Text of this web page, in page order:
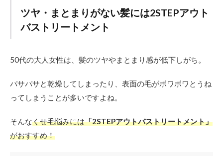
ツヤ・まとまりがない髪には2STEPアウト
バストリートメント
50代の大人女性は、髪のツヤやまとまり感が低下しがち。
パサパサと乾燥してしまったり、表面の毛がボワボワとうね
ってしまうことが多いですよね。
そんなくせ毛悩みには「2STEPアウトバストリートメント」
がおすすめ！